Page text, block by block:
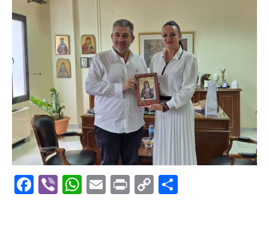
Facebook
ViberWhatsApp
EmailPrintCopy